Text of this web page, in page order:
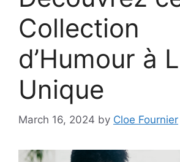
Collection
d’Humour à
Unique
March 16, 2024 by Cloe Fournier